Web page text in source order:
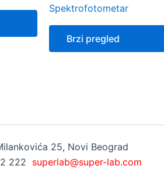
Spektrofotometar
Brzi pregled
25, Novi Beograd
222 superlab@super-lab.com